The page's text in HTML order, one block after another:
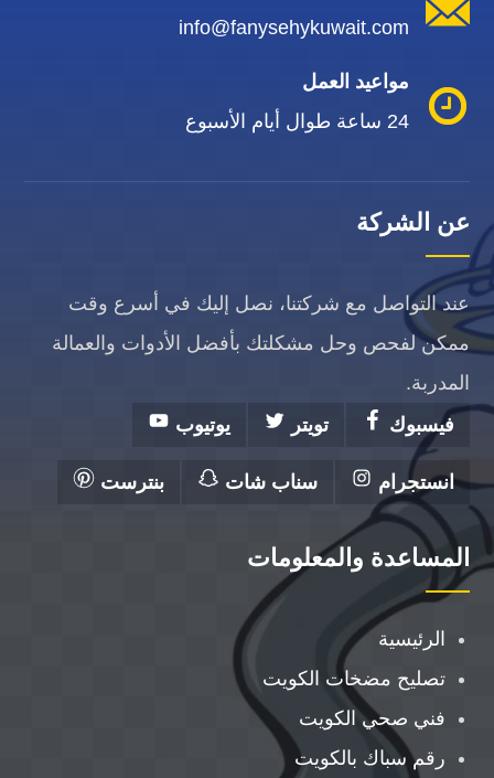
info@fanysehykuwait.com
مواعيد العمل
24 ساعة طوال أيام الأسبوع
عن الشركة
عند التواصل مع شركتنا، نصل إليك في أسرع وقت
ممكن لفحص وحل مشكلتك بأفضل الأدوات والعمالة
المدربة.
فيسبوك
تويتر يوتيوب
انستجرام سناب شات بنترست
المساعدة والمعلومات
الرئيسية
تصليح مضخات الكويت
فني صحي الكويت
رقم سباك بالكويت